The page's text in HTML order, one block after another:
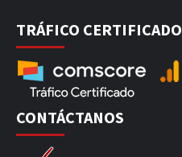
TRÁFICO CERTIFICADO
CONTÁCTANOS